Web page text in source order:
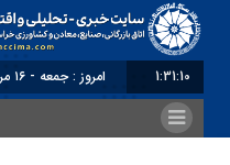
1:31:11 امروز : جمعه - ۱۶ مرداد - ۱۴۰۵